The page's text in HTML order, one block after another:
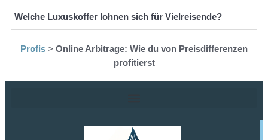
Welche Luxuskoffer lohnen sich für Vielreisende?
Profis > Online Arbitrage: Wie du von Preisdifferenzen
profitierst